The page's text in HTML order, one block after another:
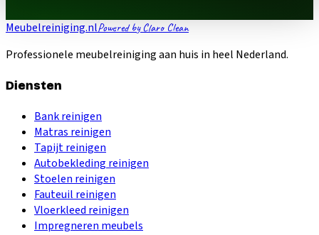
Meubelreiniging.nlPowered by Claro Clean
Professionele meubelreiniging aan huis in heel Nederland.
Diensten
Bank reinigen
Matras reinigen
Tapijt reinigen
Autobekleding reinigen
Stoelen reinigen
Fauteuil reinigen
Vloerkleed reinigen
Impregneren meubels